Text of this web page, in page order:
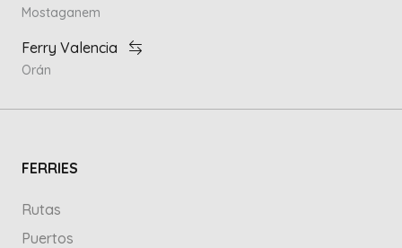
Mostaganem
Ferry Valencia
Orán
FERRIES
Rutas
Puertos